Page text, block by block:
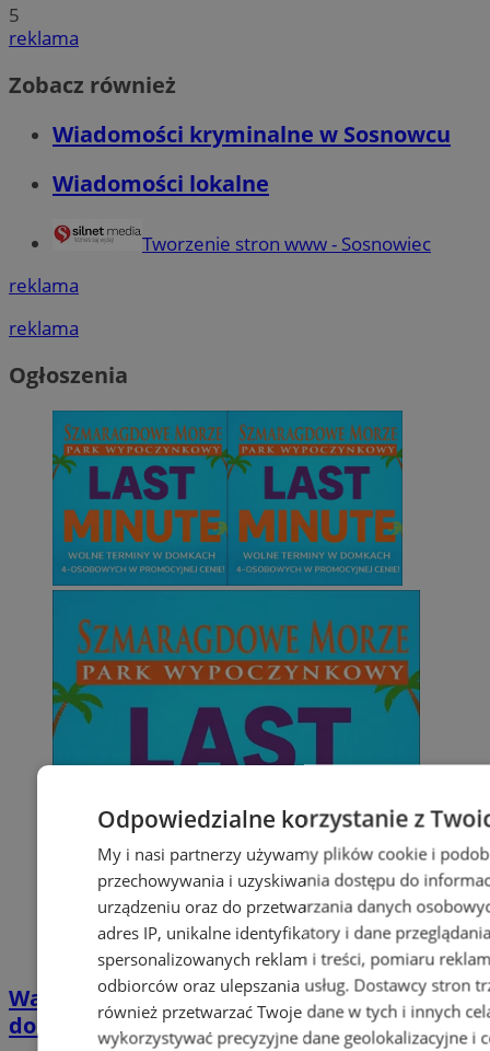
5
reklama
Zobacz również
Wiadomości kryminalne w Sosnowcu
Wiadomości lokalne
Tworzenie stron www - Sosnowiec
reklama
reklama
Ogłoszenia
Wakacyjny wypoczynek nad Bałtykiem w
domkach Szmaragdowe Morze
Odpowiedzialne korzystanie z
My i nasi partnerzy używamy plików cookie i
przechowywania i uzyskiwania dostępu do
urządzeniu oraz do przetwarzania danych
adres IP, unikalne identyfikatory i dane
spersonalizowanych reklam i treści, pomiaru
odbiorców oraz ulepszania usług. Dostawcy stron
również przetwarzać Twoje dane w tych i innych
wykorzystywać precyzyjne dane geolokalizacyjne i